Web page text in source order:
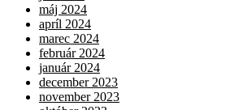
máj 2024
apríl 2024
marec 2024
február 2024
január 2024
december 2023
november 2023